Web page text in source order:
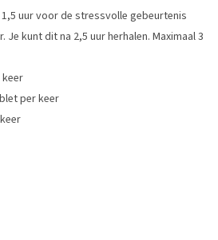
uur voor de stressvolle gebeurtenis
kunt dit na 2,5 uur herhalen. Maximaal 3
keer
per keer